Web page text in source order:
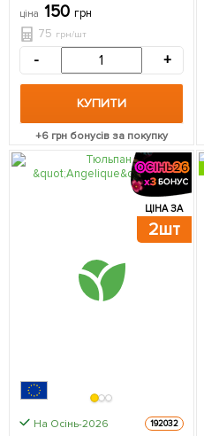
ціна 150 грн
75 грн/шт
- +
КУПИТИ
+6 грн бонусів за покупку
ЦІНА ЗА
2шт
На Осінь-2026 192032